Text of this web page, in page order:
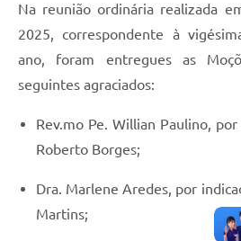
Na reunião ordinária realizada
2025, correspondente à
ano, foram entregues as
seguintes agraciados:
Rev.mo Pe. Willian Paulino,
Roberto Borges;
Dra. Marlene Aredes, por
Martins;